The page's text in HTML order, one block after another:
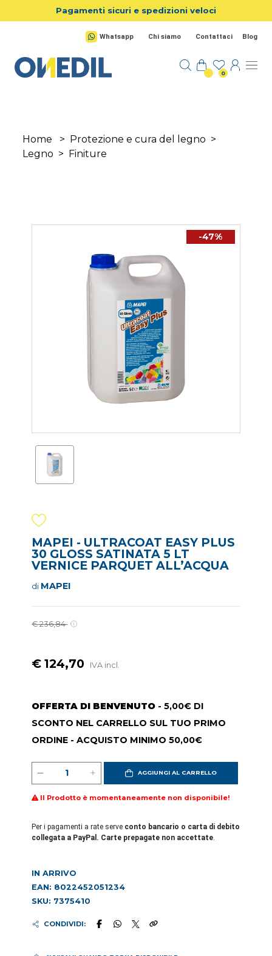
Salta al contenuto principale
Pagamenti sicuri e spedizioni veloci
Whatsapp Chi siamo Contattaci Blog
0
Home > Protezione e cura del legno >
Legno > Finiture
-47%
MAPEI - ULTRACOAT EASY PLUS
30 GLOSS SATINATA 5 LT
VERNICE PARQUET ALL’ACQUA
di MAPEI
€ 236,84
€ 124,70 IVA incl.
OFFERTA DI BENVENUTO - 5,00€ DI
SCONTO NEL CARRELLO SUL TUO PRIMO
ORDINE - ACQUISTO MINIMO 50,00€
AGGIUNGI AL CARRELLO
Il Prodotto è momentaneamente non disponibile!
Per i pagamenti a rate serve conto bancario o carta di debito
collegata a PayPal. Carte prepagate non accettate.
IN ARRIVO
EAN: 8022452051234
SKU: 7375410
CONDIVIDI: